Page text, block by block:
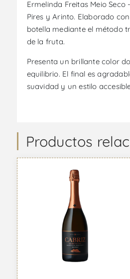
Ermelinda Freitas Meio
Pires y Arinto. Elaborado
botella mediante el método
de la fruta.
Presenta un brillante color
equilibrio. El final es
suavidad y un estilo
Productos